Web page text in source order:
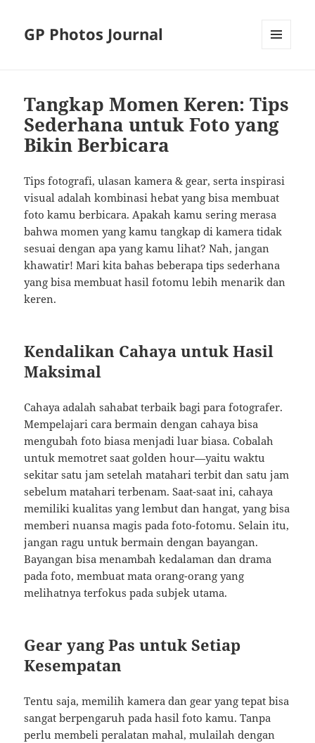
GP Photos Journal
Tangkap Momen Keren: Tips
Sederhana untuk Foto yang
Bikin Berbicara
Tips fotografi, ulasan kamera & gear, serta inspirasi
visual adalah kombinasi hebat yang bisa membuat
foto kamu berbicara. Apakah kamu sering merasa
bahwa momen yang kamu tangkap di kamera tidak
sesuai dengan apa yang kamu lihat? Nah, jangan
khawatir! Mari kita bahas beberapa tips sederhana
yang bisa membuat hasil fotomu lebih menarik dan
keren.
Kendalikan Cahaya untuk Hasil
Maksimal
Cahaya adalah sahabat terbaik bagi para fotografer.
Mempelajari cara bermain dengan cahaya bisa
mengubah foto biasa menjadi luar biasa. Cobalah
untuk memotret saat golden hour—yaitu waktu
sekitar satu jam setelah matahari terbit dan satu jam
sebelum matahari terbenam. Saat-saat ini, cahaya
memiliki kualitas yang lembut dan hangat, yang bisa
memberi nuansa magis pada foto-fotomu. Selain itu,
jangan ragu untuk bermain dengan bayangan.
Bayangan bisa menambah kedalaman dan drama
pada foto, membuat mata orang-orang yang
melihatnya terfokus pada subjek utama.
Gear yang Pas untuk Setiap
Kesempatan
Tentu saja, memilih kamera dan gear yang tepat bisa
sangat berpengaruh pada hasil foto kamu. Tanpa
perlu membeli peralatan mahal, mulailah dengan